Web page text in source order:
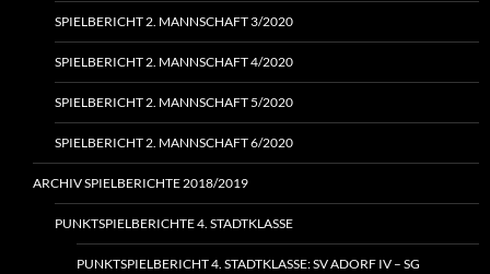
SPIELBERICHT 2. MANNSCHAFT 3/2020
SPIELBERICHT 2. MANNSCHAFT 4/2020
SPIELBERICHT 2. MANNSCHAFT 5/2020
SPIELBERICHT 2. MANNSCHAFT 6/2020
ARCHIV SPIELBERICHTE 2018/2019
PUNKTSPIELBERICHTE 4. STADTKLASSE
PUNKTSPIELBERICHT 4. STADTKLASSE: SV ADORF IV – SG